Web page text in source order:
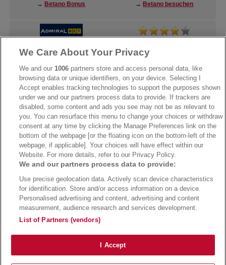
→ Betano Bonus → Betano besuchen
→AdmiralBet Bonus →AdmiralBet besuchen
→Bwin Bonus →Bwin besuchen
Alle Anbieter auf dieser Webseite sind offiziell in Deutschland
Bundesligatrend Fussball Bundesliga Tipps
Verantwortung!
We Care About Your Privacy
We and our1006 partners store and access personal data, like
browsing data or unique identifiers, on your device. Selecting I
Accept enables tracking technologies to support the purposes shown
under we and our partners process data to provide. If trackers are
disabled, some content and ads you see may not be as relevant to
you. You can resurface this menu to change your choices or withdraw
consent at any time by clicking the Manage Preferences link on the
bottom of the webpage [or the floating icon on the bottom-left of the
webpage, if applicable]. Your choices will have effect within our
Website. For more details, refer to our Privacy Policy.
We and our partners process data to provide:
Use precise geolocation data. Actively scan device characteristics
for identification. Store and/or access information on a device.
Personalised advertising and content, advertising and content
measurement, audience research and services development.
List of Partners (vendors)
I Accept